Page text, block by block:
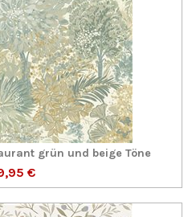
grün und beige Töne
€